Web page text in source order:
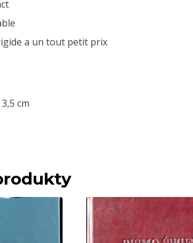
a un tout petit prix
cm